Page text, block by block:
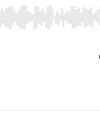
End to jump to